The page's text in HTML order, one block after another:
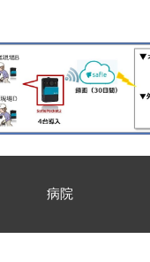
病院